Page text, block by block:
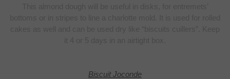
Biscuit Joconde